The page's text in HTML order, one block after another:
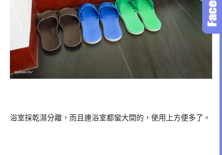
浴室採乾濕分離，而且連浴室都蠻大間的，使用上方便多了。